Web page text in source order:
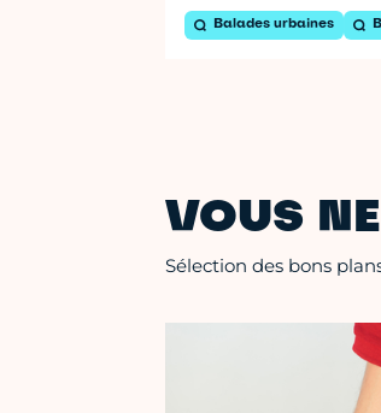
Balades urbaines
VOUS
Sélection des bons